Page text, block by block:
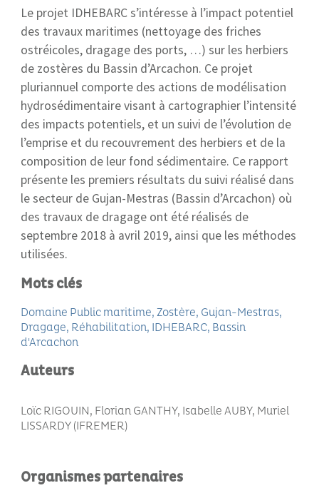
Le projet IDHEBARC s’intéresse à l’impact potentiel
des travaux maritimes (nettoyage des friches
ostréicoles, dragage des ports, …) sur les herbiers
de zostères du Bassin d’Arcachon. Ce projet
pluriannuel comporte des actions de modélisation
hydrosédimentaire visant à cartographier l’intensité
des impacts potentiels, et un suivi de l’évolution de
l’emprise et du recouvrement des herbiers et de la
composition de leur fond sédimentaire. Ce rapport
présente les premiers résultats du suivi réalisé dans
le secteur de Gujan-Mestras (Bassin d’Arcachon) où
des travaux de dragage ont été réalisés de
septembre 2018 à avril 2019, ainsi que les méthodes
utilisées.
Mots clés
Domaine Public maritime Zostère Gujan-Mestras
Dragage Réhabilitation IDHEBARC Bassin
d'Arcachon
Auteurs
Loïc RIGOUIN, Florian GANTHY, Isabelle AUBY, Muriel
LISSARDY (IFREMER)
Organismes partenaires